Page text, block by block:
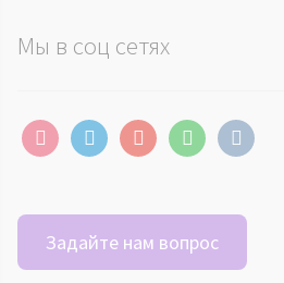
Мы в соц сетях
instagramtelegramyoutubewhatsappvkontakte
Задайте нам вопрос